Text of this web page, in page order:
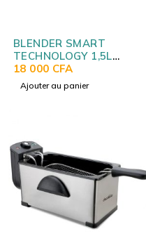
BLENDER SMART
TECHNOLOGY 1,5L
STPE1220
18 000 CFA
Ajouter au panier